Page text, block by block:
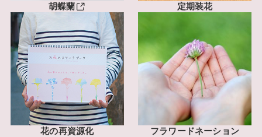
胡蝶蘭 定期装花
花の再資源化 フラワードネーション